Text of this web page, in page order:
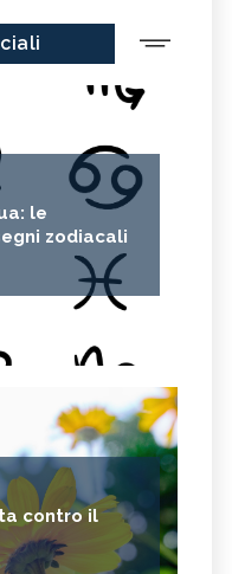
le
zodiacali
contro il